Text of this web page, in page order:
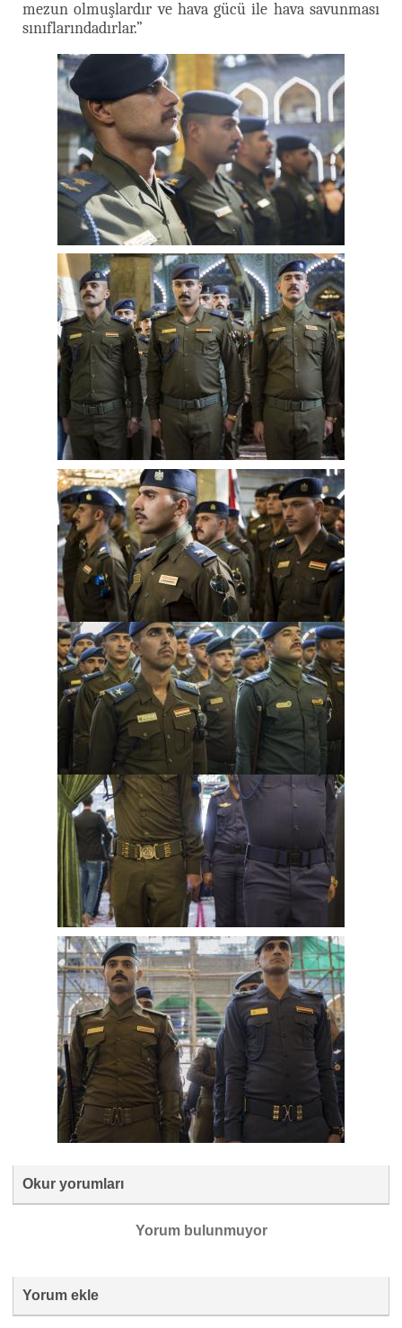
mezun olmuşlardır ve hava gücü ile hava savunması
sınıflarındadırlar.”
Okur yorumları
Yorum bulunmuyor
Yorum ekle